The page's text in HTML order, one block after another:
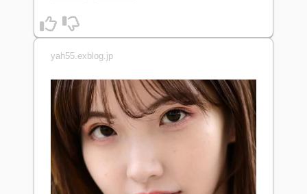
yah55.exblog.jp